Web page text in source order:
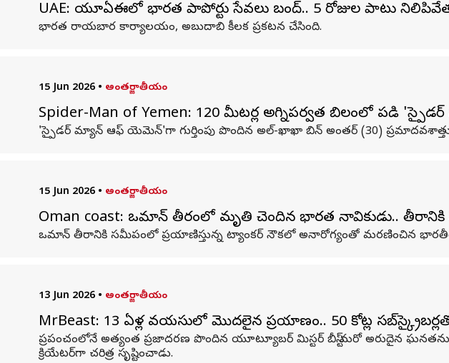
UAE: యూఏఈలో భారత పాస్‌పోర్టు సేవలు బంద్.. 5 రోజుల పాటు
భారత రాయబార కార్యాలయం, అబుదాబి కీలక ప్రకటన చేసింది.
15 Jun 2026 • అంతర్జాతీయం
Spider-Man of Yemen: 120 మీటర్ల అగ్నిపర్వత బిలంలో పడి
'స్పైడర్ మ్యాన్ ఆఫ్ యెమెన్'గా గుర్తింపు పొందిన అల్‌-ఖాఖా బిన్‌ అంతర్‌ (30)
15 Jun 2026 • అంతర్జాతీయం
Oman coast: ఒమాన్ తీరంలో మృతి చెందిన భారత నావికుడు..
ఒమాన్ తీరానికి సమీపంలో ప్రయాణిస్తున్న ట్యాంకర్ నౌకలో అనారోగ్యంతో మరణించిన
13 Jun 2026 • అంతర్జాతీయం
MrBeast: 13 ఏళ్ల వయసులో మొదలైన ప్రయాణం.. 50 కోట్ల సబ్‌స్క్రైబర్లతో
ప్రపంచంలోనే అత్యంత ప్రజాదరణ పొందిన యూట్యూబర్‌ మిస్టర్‌ బీస్ట్‌ మరో అరుదైన
క్రియేటర్‌గా చరిత్ర సృష్టించాడు.